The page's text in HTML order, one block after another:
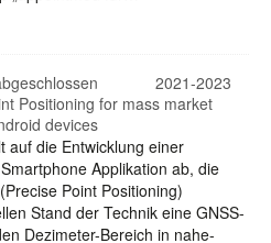
2021-2023
Positioning for mass market
devices
auf die Entwicklung einer
Applikation ab, die
Point Positioning)
Stand der Technik eine GNSS-
Dezimeter-Bereich in nahe-